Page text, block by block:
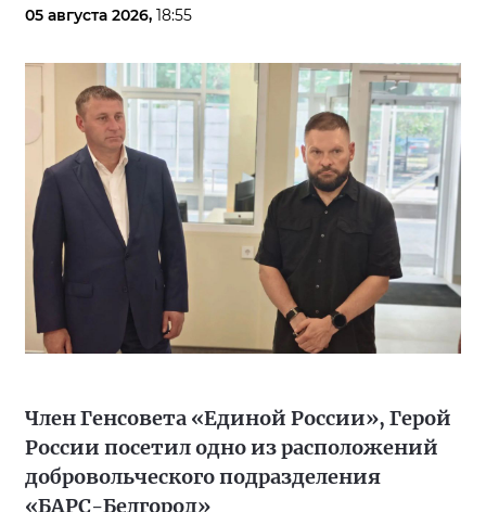
05 августа 2026, 18:55
Член Генсовета «Единой России», Герой
России посетил одно из расположений
добровольческого подразделения
«БАРС-Белгород»